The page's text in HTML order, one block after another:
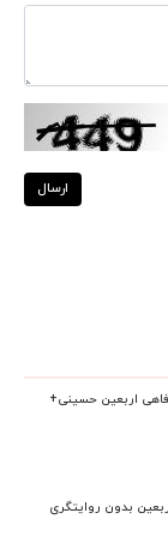
ارسال
و رفاهی اربعین حسینی+
بدون روایتگری